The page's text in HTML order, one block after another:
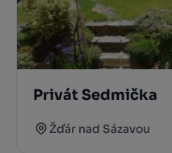
Privát Sedmička
Žďár nad Sázavou